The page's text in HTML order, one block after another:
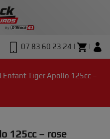
07 83 60 23 24 | |
Enfant Tiger Apollo 125cc –
125cc – rose